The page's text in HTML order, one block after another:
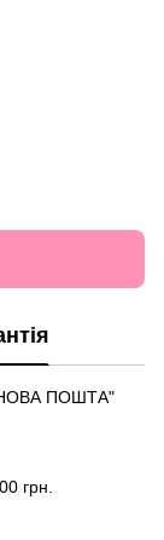
"НОВА ПОШТА"
грн.